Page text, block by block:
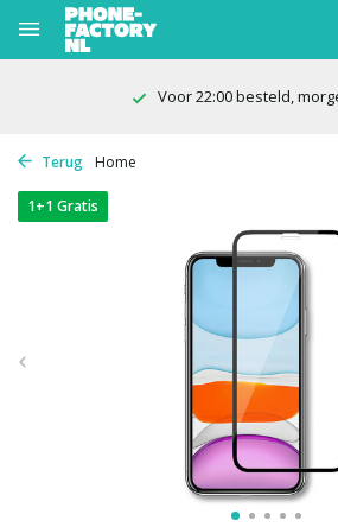
Voor 22:00 besteld,
Terug Home
1+1 Gratis